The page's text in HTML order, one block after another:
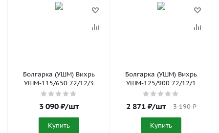
Болгарка (УШМ) Вихрь
УШМ-115/650 72/12/3
3 090₽/шт
Купить
Болгарка (УШМ) Вихрь
УШМ-125/900 72/12/1
2 871₽/шт 3 190₽
Купить